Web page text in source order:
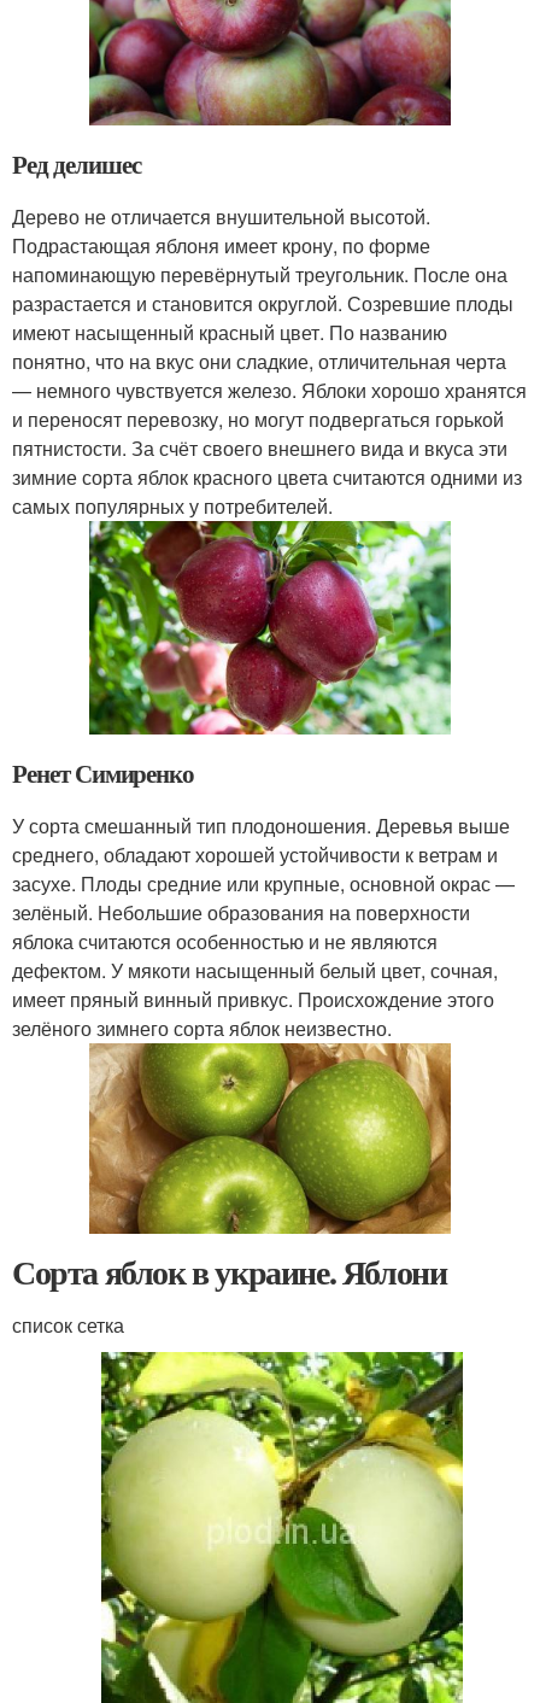
Ред делишес
Дерево не отличается внушительной высотой.
Подрастающая яблоня имеет крону, по форме
напоминающую перевёрнутый треугольник. После она
разрастается и становится округлой. Созревшие плоды
имеют насыщенный красный цвет. По названию
понятно, что на вкус они сладкие, отличительная черта
— немного чувствуется железо. Яблоки хорошо хранятся
и переносят перевозку, но могут подвергаться горькой
пятнистости. За счёт своего внешнего вида и вкуса эти
зимние сорта яблок красного цвета считаются одними из
самых популярных у потребителей.
Ренет Симиренко
У сорта смешанный тип плодоношения. Деревья выше
среднего, обладают хорошей устойчивости к ветрам и
засухе. Плоды средние или крупные, основной окрас —
зелёный. Небольшие образования на поверхности
яблока считаются особенностью и не являются
дефектом. У мякоти насыщенный белый цвет, сочная,
имеет пряный винный привкус. Происхождение этого
зелёного зимнего сорта яблок неизвестно.
Сорта яблок в украине. Яблони
список сетка